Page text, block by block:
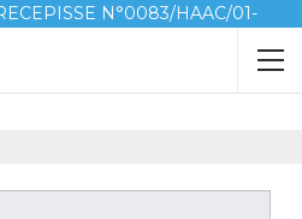
N°0083/HAAC/01-